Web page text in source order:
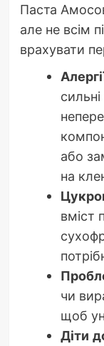
Паста
але не всім
врахувати
або
на
вміст
чи
щоб
Діти